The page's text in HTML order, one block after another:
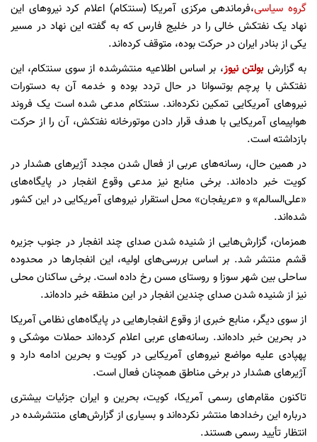
گروه سیاسی،فرماندهی مرکزی آمریکا (سنتکام) اعلام کرد نیروهای این
نهاد یک نفتکش خالی را در خلیج فارس که به گفته این نهاد در مسیر
یکی از بنادر ایران در حرکت بوده، متوقف کرده‌اند.
به گزارشبولتن نیوز، بر اساس اطلاعیه منتشرشده از سوی سنتکام، این
نفتکش با پرچم بوتسوانا در حال تردد بوده و خدمه آن به دستورات
نیروهای آمریکایی تمکین نکرده‌اند. سنتکام مدعی شده است یک فروند
هواپیمای آمریکایی با هدف قرار دادن موتورخانه نفتکش، آن را از حرکت
بازداشته است.
در همین حال، رسانه‌های عربی از فعال شدن مجدد آژیرهای هشدار در
کویت خبر داده‌اند. برخی منابع نیز مدعی وقوع انفجار در پایگاه‌های
«علی‌السالم» و «عریفجان» محل استقرار نیروهای آمریکایی در این کشور
شده‌اند.
همزمان، گزارش‌هایی از شنیده شدن صدای چند انفجار در جنوب جزیره
قشم منتشر شد. بر اساس بررسی‌های اولیه، این انفجارها در محدوده
ساحلی بین شهر سوزا و روستای مسن رخ داده است. برخی ساکنان محلی
نیز از شنیده شدن صدای چندین انفجار در این منطقه خبر داده‌اند.
از سوی دیگر، منابع خبری از وقوع انفجارهایی در پایگاه‌های نظامی آمریکا
در بحرین خبر داده‌اند. رسانه‌های عربی اعلام کرده‌اند حملات موشکی و
پهپادی علیه مواضع نیروهای آمریکایی در کویت و بحرین ادامه دارد و
آژیرهای هشدار در برخی مناطق همچنان فعال است.
تاکنون مقام‌های رسمی آمریکا، کویت، بحرین و ایران جزئیات بیشتری
درباره این رخدادها منتشر نکرده‌اند و بسیاری از گزارش‌های منتشرشده در
انتظار تأیید رسمی هستند.